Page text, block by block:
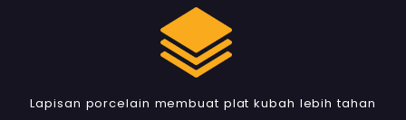
Lapisan porcelain membuat plat kubah lebih tahan